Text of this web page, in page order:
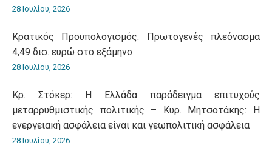
28 Ιουλίου, 2026
Κρατικός Προϋπολογισμός: Πρωτογενές πλεόνασμα
4,49 δισ. ευρώ στο εξάμηνο
28 Ιουλίου, 2026
Κρ. Στόκερ: Η Ελλάδα παράδειγμα επιτυχούς
μεταρρυθμιστικής πολιτικής – Κυρ. Μητσοτάκης: Η
ενεργειακή ασφάλεια είναι και γεωπολιτική ασφάλεια
28 Ιουλίου, 2026